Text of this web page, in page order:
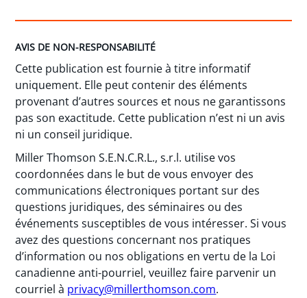
AVIS DE NON-RESPONSABILITÉ
Cette publication est fournie à titre informatif
uniquement. Elle peut contenir des éléments
provenant d’autres sources et nous ne garantissons
pas son exactitude. Cette publication n’est ni un avis
ni un conseil juridique.
Miller Thomson S.E.N.C.R.L., s.r.l. utilise vos
coordonnées dans le but de vous envoyer des
communications électroniques portant sur des
questions juridiques, des séminaires ou des
événements susceptibles de vous intéresser. Si vous
avez des questions concernant nos pratiques
d’information ou nos obligations en vertu de la Loi
canadienne anti-pourriel, veuillez faire parvenir un
courriel à privacy@millerthomson.com.